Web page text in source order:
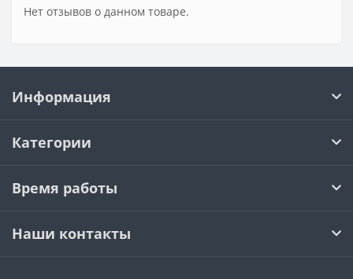
Нет отзывов о данном товаре.
Информация
Категории
Время работы
Наши контакты